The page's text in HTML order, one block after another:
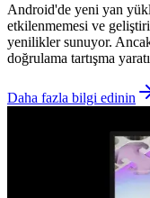
Android'de yeni yan
etkilenmemesi ve
yenilikler sunuyor.
doğrulama tartışma
Daha fazla bilgi edinin